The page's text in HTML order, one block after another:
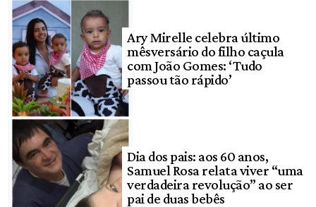
Ary Mirelle celebra último
mêsversário do filho caçula
com João Gomes: ‘Tudo
passou tão rápido’
Dia dos pais: aos 60 anos,
Samuel Rosa relata viver “uma
verdadeira revolução” ao ser
pai de duas bebês